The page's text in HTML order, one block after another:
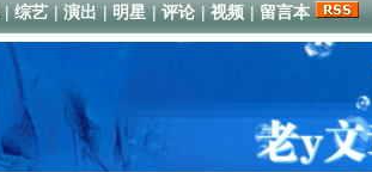
|综艺 |演出 |明星 |评论 |视频 |留言本